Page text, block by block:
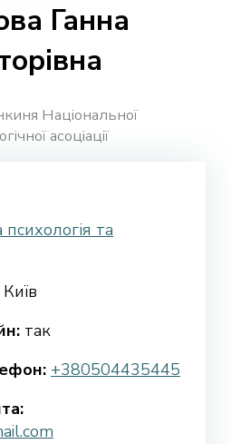
Ганна
Національної
асоціації
та
Київ
так
+380504435445